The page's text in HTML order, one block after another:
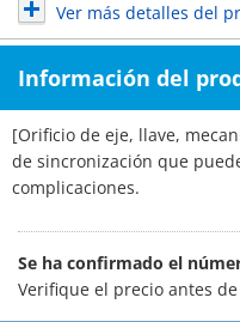
Ver más detalles del
Información del
[Orificio de eje, llave,
de sincronización que
complicaciones.
Se ha confirmado el
Verifique el precio antes